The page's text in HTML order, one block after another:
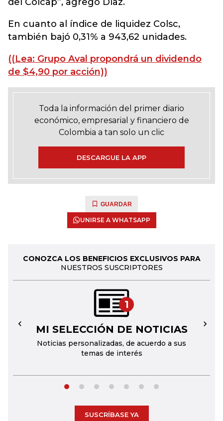
En cuanto al índice de liquidez Colsc,
también bajó 0,31% a 943,62 unidades.
((Lea: Grupo Aval propondrá un dividendo
de $4,90 por acción))
Toda la información del primer diario
económico, empresarial y financiero de
Colombia a tan solo un clic
DESCARGUE LA APP
GUARDAR
UNIRSE A WHATSAPP
CONOZCA LOS BENEFICIOS EXCLUSIVOS PARA
NUESTROS SUSCRIPTORES
1
MI SELECCIÓN DE NOTICIAS
Noticias personalizadas, de acuerdo a sus
temas de interés
← →
SUSCRÍBASE YA